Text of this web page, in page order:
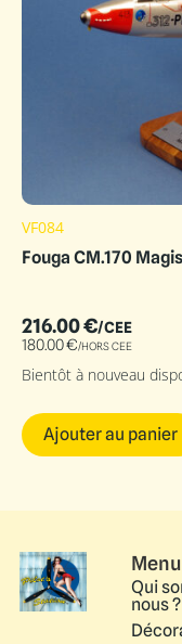
VF084
Fouga CM.170
216.00€/CEE
180.00€/HORS CEE
Bientôt à nouveau
Ajouter au panier
Menu
Qui
nous ?